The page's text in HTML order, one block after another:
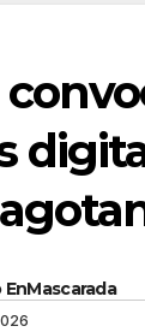
EnMascarada